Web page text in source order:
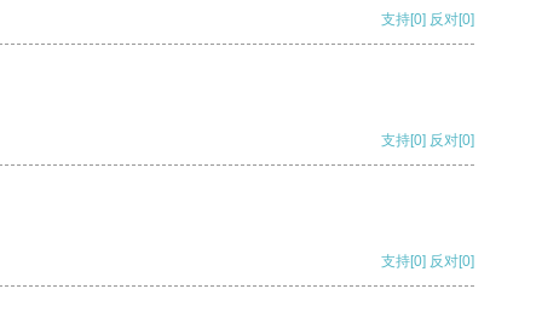
支持[0] 反对[0]
支持[0] 反对[0]
支持[0] 反对[0]